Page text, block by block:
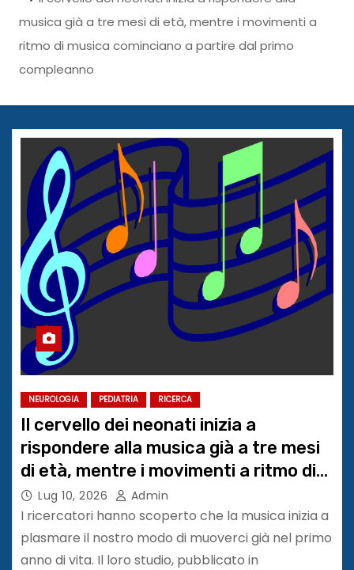
musica già a tre mesi di età, mentre i movimenti a
ritmo di musica cominciano a partire dal primo
compleanno
NEUROLOGIA PEDIATRIA RICERCA
Il cervello dei neonati inizia a
rispondere alla musica già a tre mesi
di età, mentre i movimenti a ritmo di
musica cominciano a partire dal primo
compleanno
Lug 10, 2026 Admin
I ricercatori hanno scoperto che la musica inizia a
plasmare il nostro modo di muoverci già nel primo
anno di vita. Il loro studio, pubblicato in